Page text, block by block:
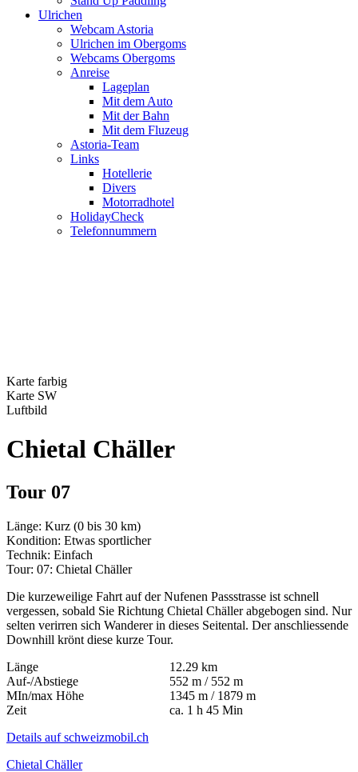
Ulrichen
Webcam Astoria
Ulrichen im Obergoms
Webcams Obergoms
Anreise
Lageplan
Mit dem Auto
Mit der Bahn
Mit dem Fluzeug
Astoria-Team
Links
Hotellerie
Divers
Motorradhotel
HolidayCheck
Telefonnummern
Karte farbig
Karte SW
Luftbild
Chietal Chäller
Tour 07
Länge: Kurz (0 bis 30 km)
Kondition: Etwas sportlicher
Technik: Einfach
Tour: 07: Chietal Chäller
Die kurzeweilige Fahrt auf der Nufenen Passstrasse ist schnell
vergessen, sobald Sie Richtung Chietal Chäller abgebogen sind. Nur
selten verirren sich Wanderer in dieses Seitental. Der anschliessende
Downhill krönt diese kurze Tour.
Länge
12.29 km
Auf-/Abstiege
552 m / 552 m
MIn/max Höhe
1345 m / 1879 m
Zeit
ca. 1 h 45 Min
Details auf schweizmobil.ch
Chietal Chäller